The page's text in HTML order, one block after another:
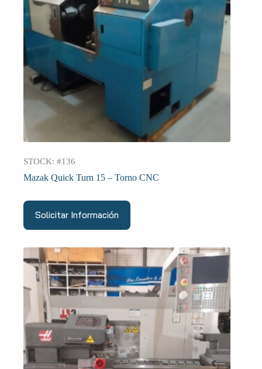
STOCK: #136
Mazak Quick Turn 15 – Torno CNC
Solicitar Información